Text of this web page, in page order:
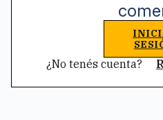
¿No tenés cuenta?